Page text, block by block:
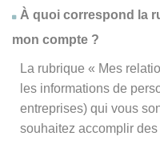
À quoi correspond la
mon compte ?
La rubrique « Mes
les informations de
entreprises) qui vous
souhaitez accomplir des